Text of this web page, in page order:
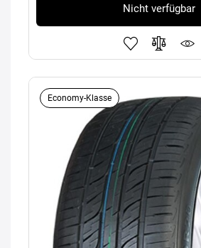
Nicht verfügbar
Economy-Klasse